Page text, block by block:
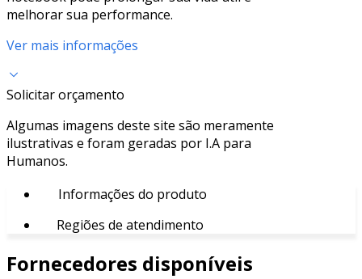
melhorar sua performance.
Ver mais informações
Solicitar orçamento
Algumas imagens deste site são meramente
ilustrativas e foram geradas por I.A para
Humanos.
Informações do produto
Regiões de atendimento
Fornecedores disponíveis